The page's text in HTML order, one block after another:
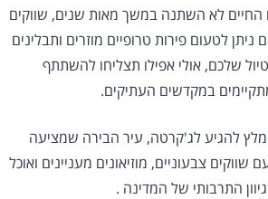
החיים לא השתנה במשך מאות שנים, שווקים
לטעום פירות טרופיים מוזרים ותבלינים
שלכם, אולי אפילו תצליחו להשתתף
במקדשים העתיקים.
להגיע לג'קרטה, עיר הבירה שמציעה
שווקים צבעוניים, מוזיאונים מעניינים ואוכל
התרבותי של המדינה .